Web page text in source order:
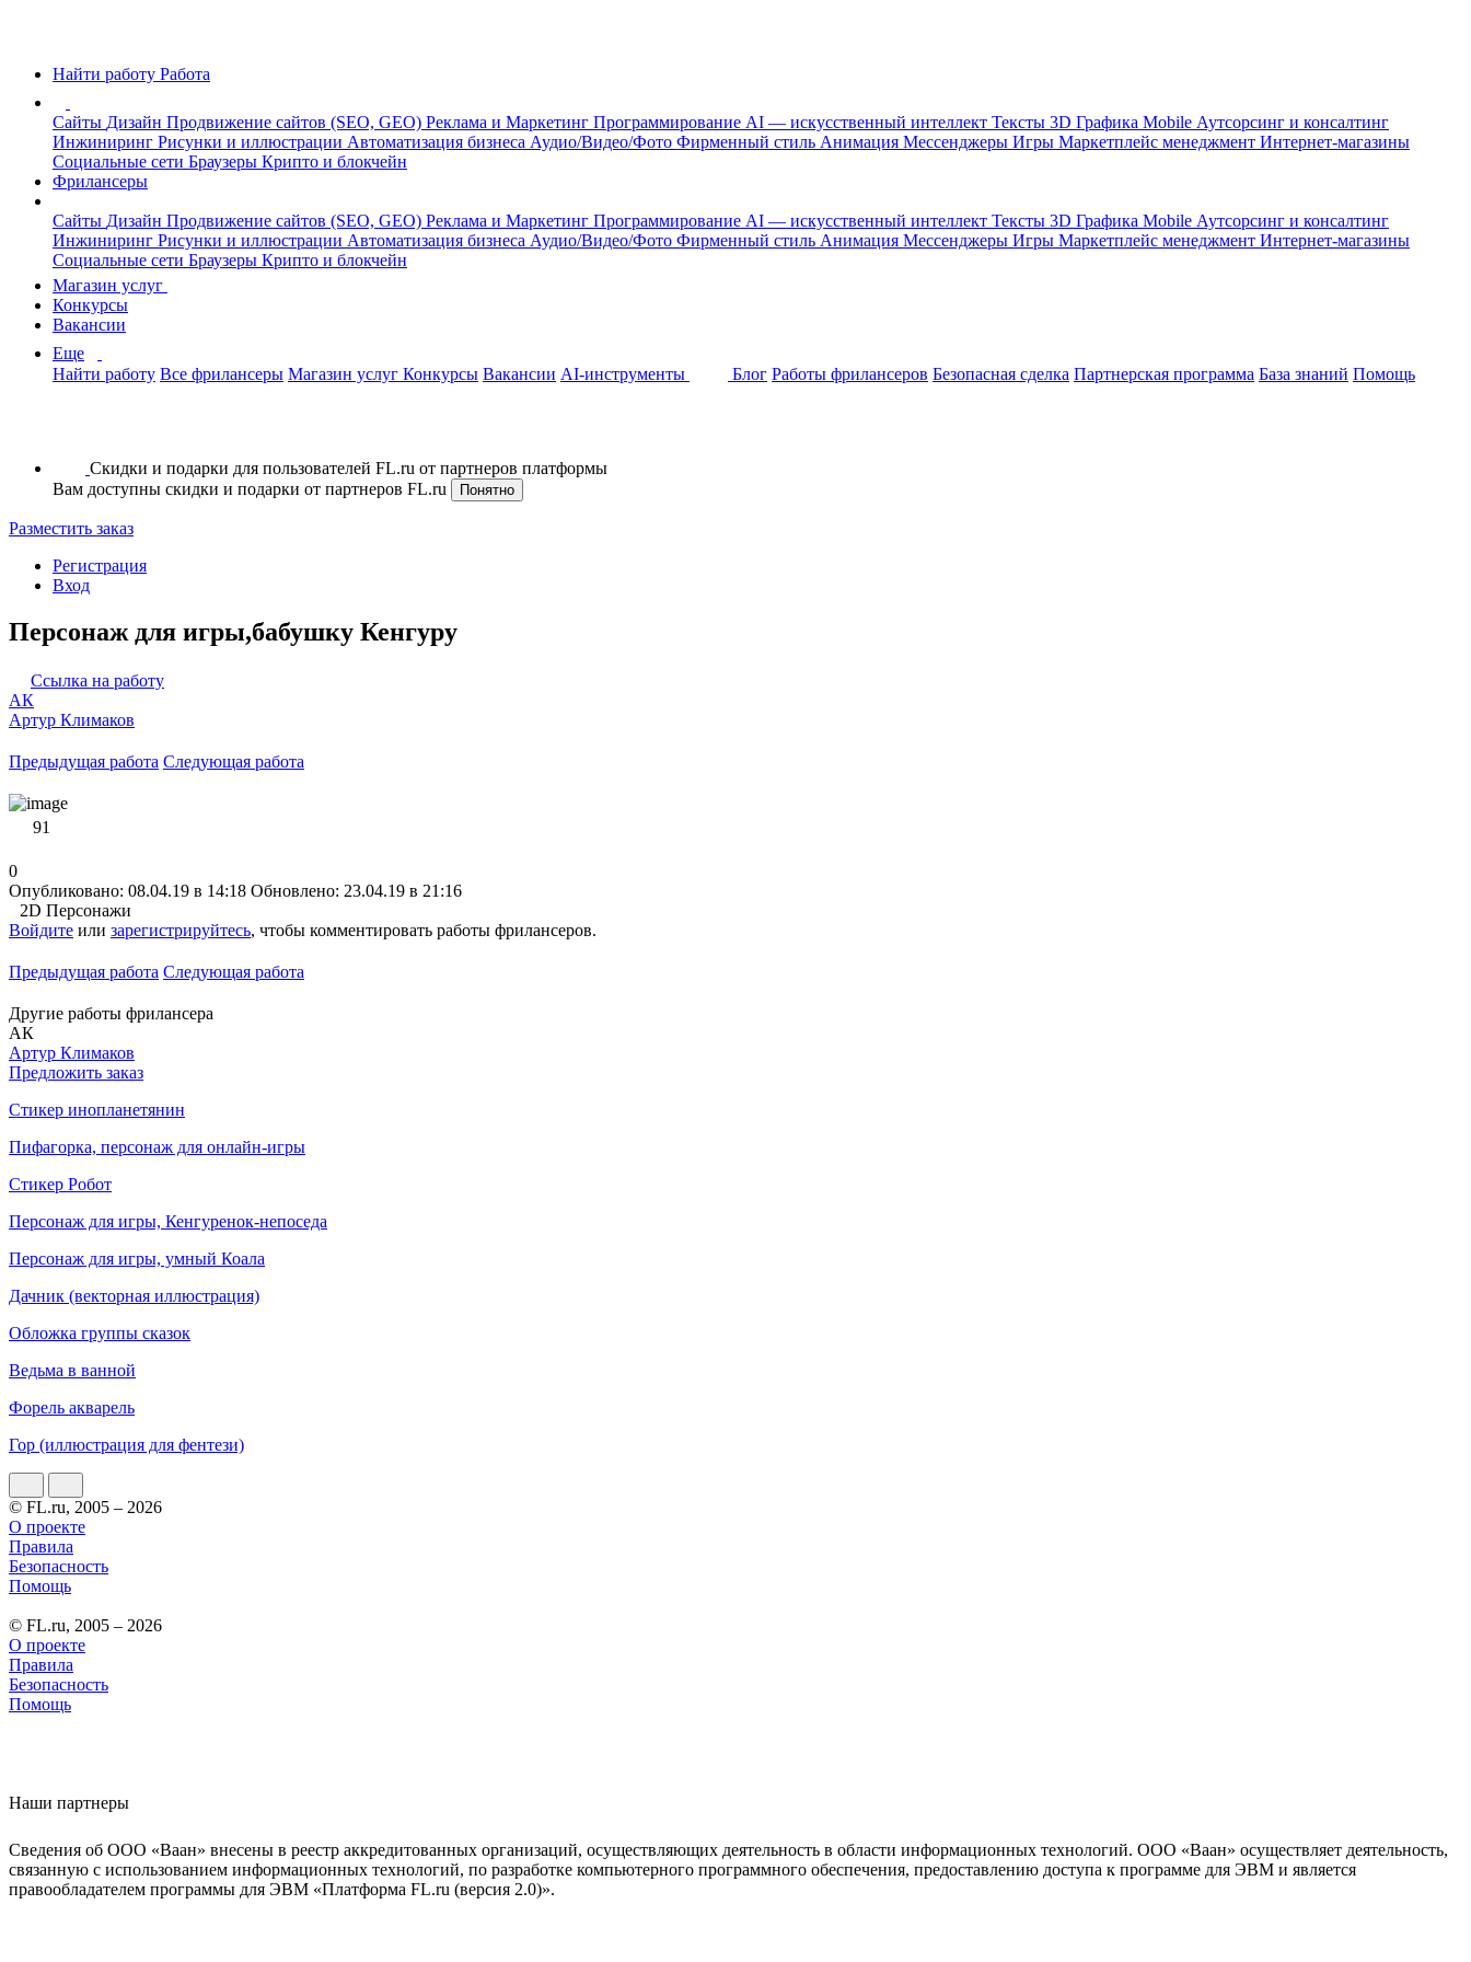
Найти работу Работа
Сайты Дизайн Продвижение сайтов (SEO, GEO) Реклама и Маркетинг Программирование AI — искусственный интеллект Тексты 3D Графика Mobile Аутсорсинг и консалтинг
Инжиниринг Рисунки и иллюстрации Автоматизация бизнеса Аудио/Видео/Фото Фирменный стиль Анимация Мессенджеры Игры Маркетплейс менеджмент Интернет-магазины
Социальные сети Браузеры Крипто и блокчейн
Фрилансеры
Сайты Дизайн Продвижение сайтов (SEO, GEO) Реклама и Маркетинг Программирование AI — искусственный интеллект Тексты 3D Графика Mobile Аутсорсинг и консалтинг
Инжиниринг Рисунки и иллюстрации Автоматизация бизнеса Аудио/Видео/Фото Фирменный стиль Анимация Мессенджеры Игры Маркетплейс менеджмент Интернет-магазины
Социальные сети Браузеры Крипто и блокчейн
Магазин услуг
Конкурсы
Вакансии
Еще
Найти работу Все фрилансеры Магазин услуг Конкурсы Вакансии AI-инструменты Блог Работы фрилансеров Безопасная сделка Партнерская программа База знаний Помощь
Скидки и подарки для пользователей FL.ru от партнеров платформы
Вам доступны скидки и подарки от партнеров FL.ru
Понятно
Разместить заказ
Регистрация
Вход
Персонаж для игры,бабушку Кенгуру
Ссылка на работу
АК
Артур Климаков
Предыдущая работа Следующая работа
91
0
Опубликовано: 08.04.19 в 14:18 Обновлено: 23.04.19 в 21:16
2D Персонажи
Войдите или зарегистрируйтесь, чтобы комментировать работы фрилансеров.
Предыдущая работа Следующая работа
Другие работы фрилансера
АК
Артур Климаков
Предложить заказ
Стикер инопланетянин
Пифагорка, персонаж для онлайн-игры
Стикер Робот
Персонаж для игры, Кенгуренок-непоседа
Персонаж для игры, умный Коала
Дачник (векторная иллюстрация)
Обложка группы сказок
Ведьма в ванной
Форель акварель
Гор (иллюстрация для фентези)
© FL.ru, 2005 – 2026
О проекте
Правила
Безопасность
Помощь
© FL.ru, 2005 – 2026
О проекте
Правила
Безопасность
Помощь
Наши партнеры
Сведения об ООО «Ваан» внесены в реестр аккредитованных организаций, осуществляющих деятельность в области информационных технологий. ООО «Ваан» осуществляет деятельность,
связанную с использованием информационных технологий, по разработке компьютерного программного обеспечения, предоставлению доступа к программе для ЭВМ и является
правообладателем программы для ЭВМ «Платформа FL.ru (версия 2.0)».